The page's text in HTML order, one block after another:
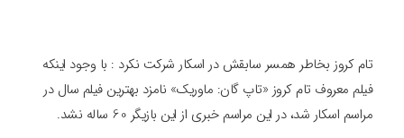
تام کروز بخاطر همسر سابقش در اسکار شرکت نکرد : با وجود اینکه
فیلم معروف تام کروز «تاپ گان: ماوریک» نامزد بهترین فیلم سال در
مراسم اسکار شد، در این مراسم خبری از این بازیگر 60 ساله نشد.